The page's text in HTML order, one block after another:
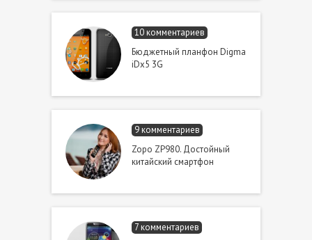
10 комментариев
Бюджетный планфон Digma
iDx5 3G
9 комментариев
Zopo ZP980. Достойный
китайский смартфон
7 комментариев